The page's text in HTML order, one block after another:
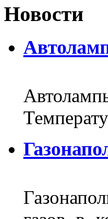
Новости